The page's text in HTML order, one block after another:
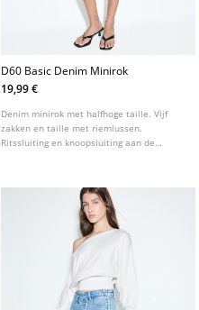
D60 Basic Denim Minirok
19,99 €
Denim minirok met halfhoge taille. Vijf
zakken en taille met riemlussen.
Ritssluiting en knoopsluiting aan de